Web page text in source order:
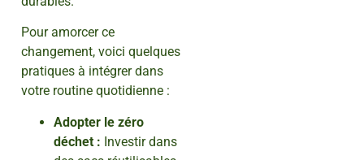
Pour amorcer ce
changement, voici quelques
pratiques à intégrer dans
votre routine quotidienne :
Adopter le zéro
déchet : Investir dans